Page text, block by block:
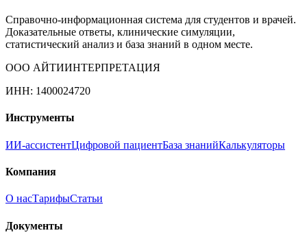
Справочно-информационная система для студентов и врачей.
Доказательные ответы, клинические симуляции,
статистический анализ и база знаний в одном месте.
ООО АЙТИИНТЕРПРЕТАЦИЯ
ИНН: 1400024720
Инструменты
ИИ-ассистентЦифровой пациентБаза знанийКалькуляторы
Компания
О насТарифыСтатьи
Документы